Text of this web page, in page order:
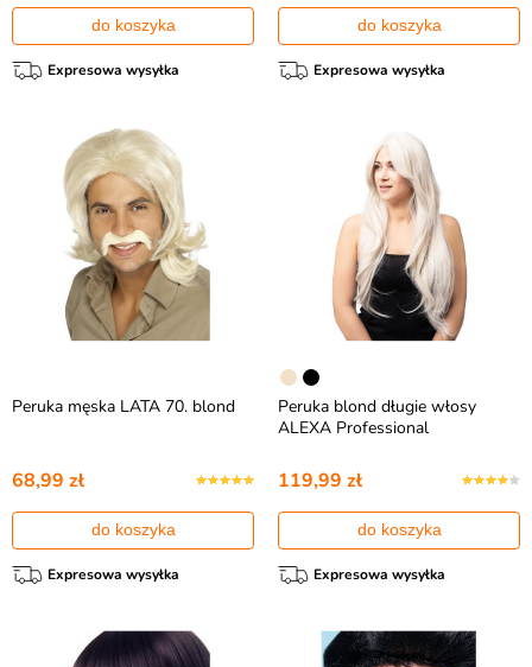
do koszyka
Expresowa wysyłka
do koszyka
Expresowa wysyłka
Peruka męska LATA 70. blond
68,99 zł
do koszyka
Expresowa wysyłka
Peruka blond długie włosy
ALEXA Professional
119,99 zł
do koszyka
Expresowa wysyłka